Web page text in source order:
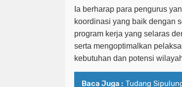
Ia berharap para pengurus
koordinasi yang baik dengan
program kerja yang selaras
serta mengoptimalkan
kebutuhan dan potensi
Baca Juga : Tudang